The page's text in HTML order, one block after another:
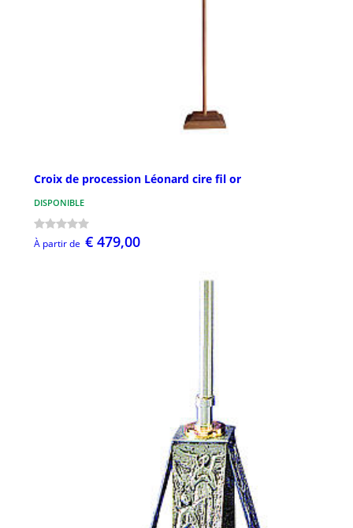
Croix de procession Léonard cire fil or
DISPONIBLE
À partir de € 479,00